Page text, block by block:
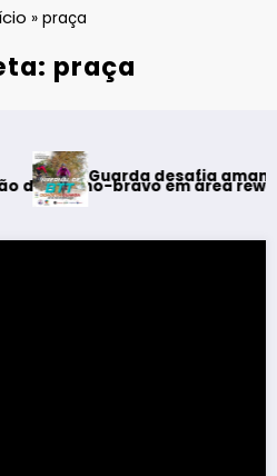
» praça
praça
bravo em área rewilding
Guarda desafia amantes do